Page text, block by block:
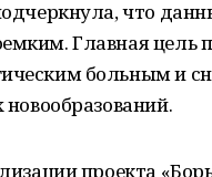
что
Главная цель
больным и
проекта